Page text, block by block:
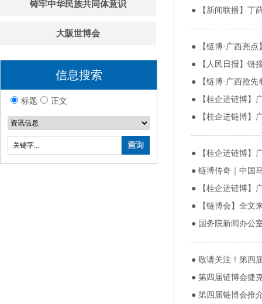
铸牢中华民族共同体意识
大阪世博会
信息搜索
标题 正文
●
【新闻联播】丁
●
【链博·广西亮
●
【人民日报】链
●
【链博·广西抢
●
【桂企进链博】
●
【桂企进链博】
●
【桂企进链博】
● 链博传奇｜中国
●
【桂企进链博】
●
【链博会】全文
● 国务院新闻办公
● 敬请关注！第四
● 第四届链博会捷
● 第四届链博会推